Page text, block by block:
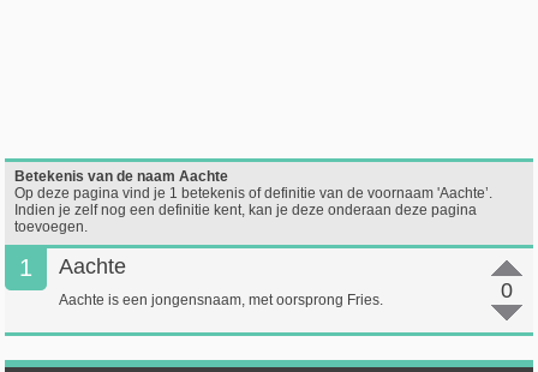
Betekenis van de naam Aachte
Op deze pagina vind je 1 betekenis of definitie van de voornaam 'Aachte’.
Indien je zelf nog een definitie kent, kan je deze onderaan deze pagina
toevoegen.
1
0
Aachte
Aachte is een jongensnaam, met oorsprong Fries.